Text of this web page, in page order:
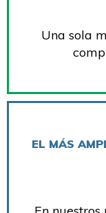
Una sola
EL MÁS